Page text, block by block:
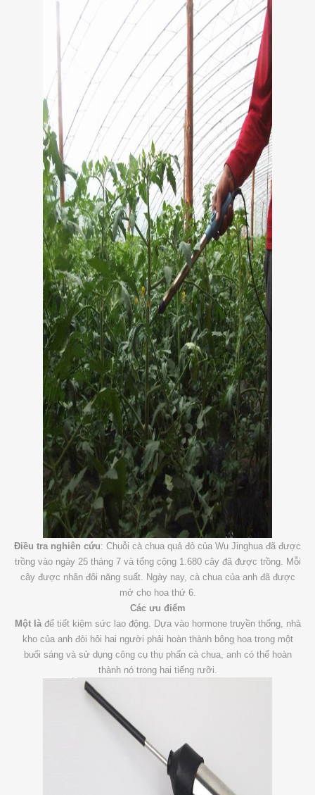
Điều tra nghiên cứu: Chuỗi cà chua quả đỏ của Wu Jinghua đã được
trồng vào ngày 25 tháng 7 và tổng cộng 1.680 cây đã được trồng. Mỗi
cây được nhân đôi năng suất. Ngày nay, cà chua của anh đã được
mở cho hoa thứ 6.
Các ưu điểm
Một làđể tiết kiệm sức lao động. Dựa vào hormone truyền thống, nhà
kho của anh đòi hỏi hai người phải hoàn thành bông hoa trong một
buổi sáng và sử dụng công cụ thụ phấn cà chua, anh có thể hoàn
thành nó trong hai tiếng rưỡi.